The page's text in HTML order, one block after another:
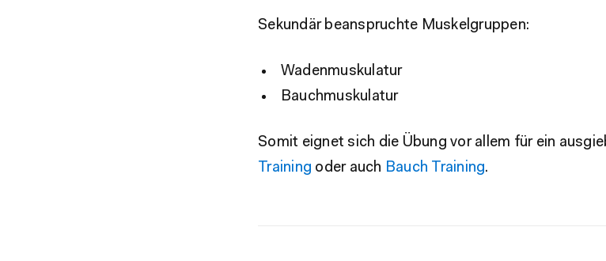
Sekundär beanspruchte Muskelgruppen:
Wadenmuskulatur
Bauchmuskulatur
Somit eignet sich die Übung vor allem für ein
Training oder auch Bauch Training.